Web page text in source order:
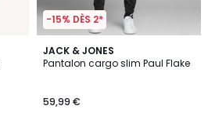
-15% DÈS 2*
JACK & JONES
Pantalon cargo slim Paul Flake
59,99 €
4,4
/ 5